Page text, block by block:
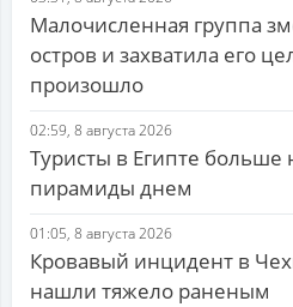
Малочисленная группа
остров и захватила его
произошло
02:59, 8 августа 2026
Туристы в Египте больше
пирамиды днем
01:05, 8 августа 2026
Кровавый инцидент в
нашли тяжело раненым